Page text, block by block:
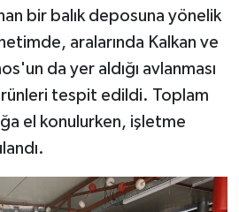
bir balık deposuna yönelik
aralarında Kalkan ve
da yer aldığı avlanması
ürünleri tespit edildi. Toplam
el konulurken, işletme